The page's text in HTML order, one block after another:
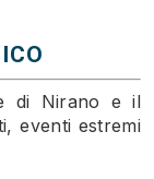
di Nirano e il
eventi estremi